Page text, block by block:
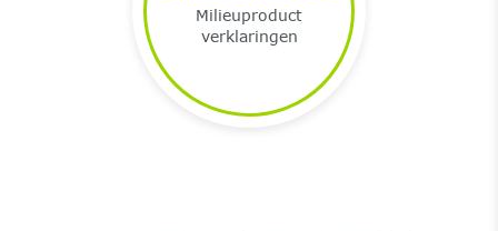
Milieuproduct
verklaringen